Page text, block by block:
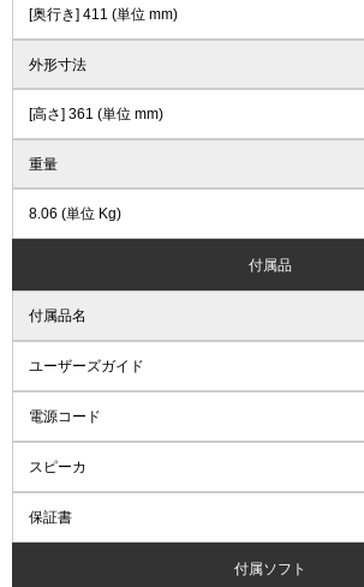
[奥行き] 411 (単位 mm)
外形寸法
[高さ] 361 (単位 mm)
重量
8.06 (単位 Kg)
付属品
付属品名
ユーザーズガイド
電源コード
スピーカ
保証書
付属ソフト